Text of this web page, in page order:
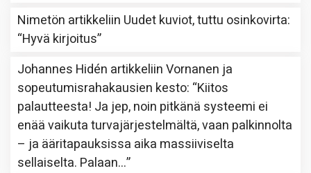
Nimetön artikkeliin Uudet kuviot, tuttu osinkovirta:
“Hyvä kirjoitus”
Johannes Hidén artikkeliinVornanen ja
sopeutumisrahakausien kesto: “Kiitos
palautteesta! Ja jep, noin pitkänä systeemi ei
enää vaikuta turvajärjestelmältä, vaan palkinnolta
– ja ääritapauksissa aika massiiviselta
sellaiselta. Palaan…”